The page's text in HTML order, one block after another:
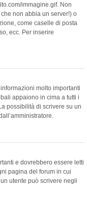
immagine.gif. Non
non abbia un server!) o
come caselle di posta
ecc. Per inserire
molto importanti
appaiono in cima a tutti i
possibilità di scrivere su un
e dovrebbero essere letti
pagina del forum in cui
utente può scrivere negli